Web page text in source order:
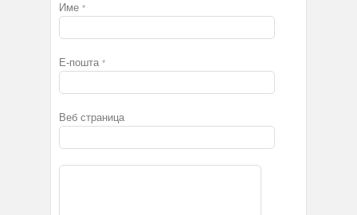
Име *
Е-пошта *
Веб страница